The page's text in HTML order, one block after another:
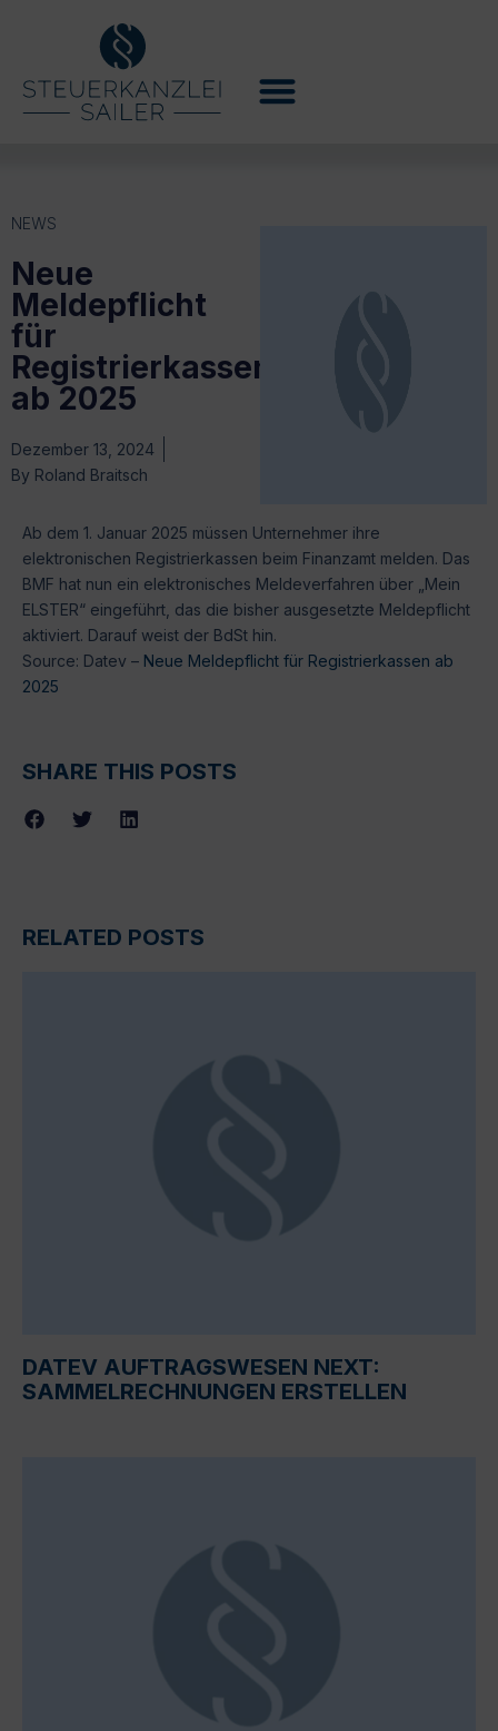
NEWS
Neue
Meldepflicht
für
Registrierkassen
ab 2025
Dezember 13, 2024
By Roland Braitsch
Ab dem 1. Januar 2025 müssen Unternehmer ihre
elektronischen Registrierkassen beim Finanzamt melden. Das
BMF hat nun ein elektronisches Meldeverfahren über „Mein
ELSTER“ eingeführt, das die bisher ausgesetzte Meldepflicht
aktiviert. Darauf weist der BdSt hin.
Source: Datev – Neue Meldepflicht für Registrierkassen ab
2025
SHARE THIS POSTS
RELATED POSTS
DATEV AUFTRAGSWESEN NEXT:
SAMMELRECHNUNGEN ERSTELLEN